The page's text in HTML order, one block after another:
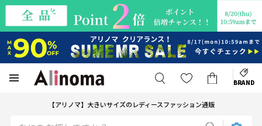
BRAND
【アリノマ】大きいサイズのレディースファッション通販